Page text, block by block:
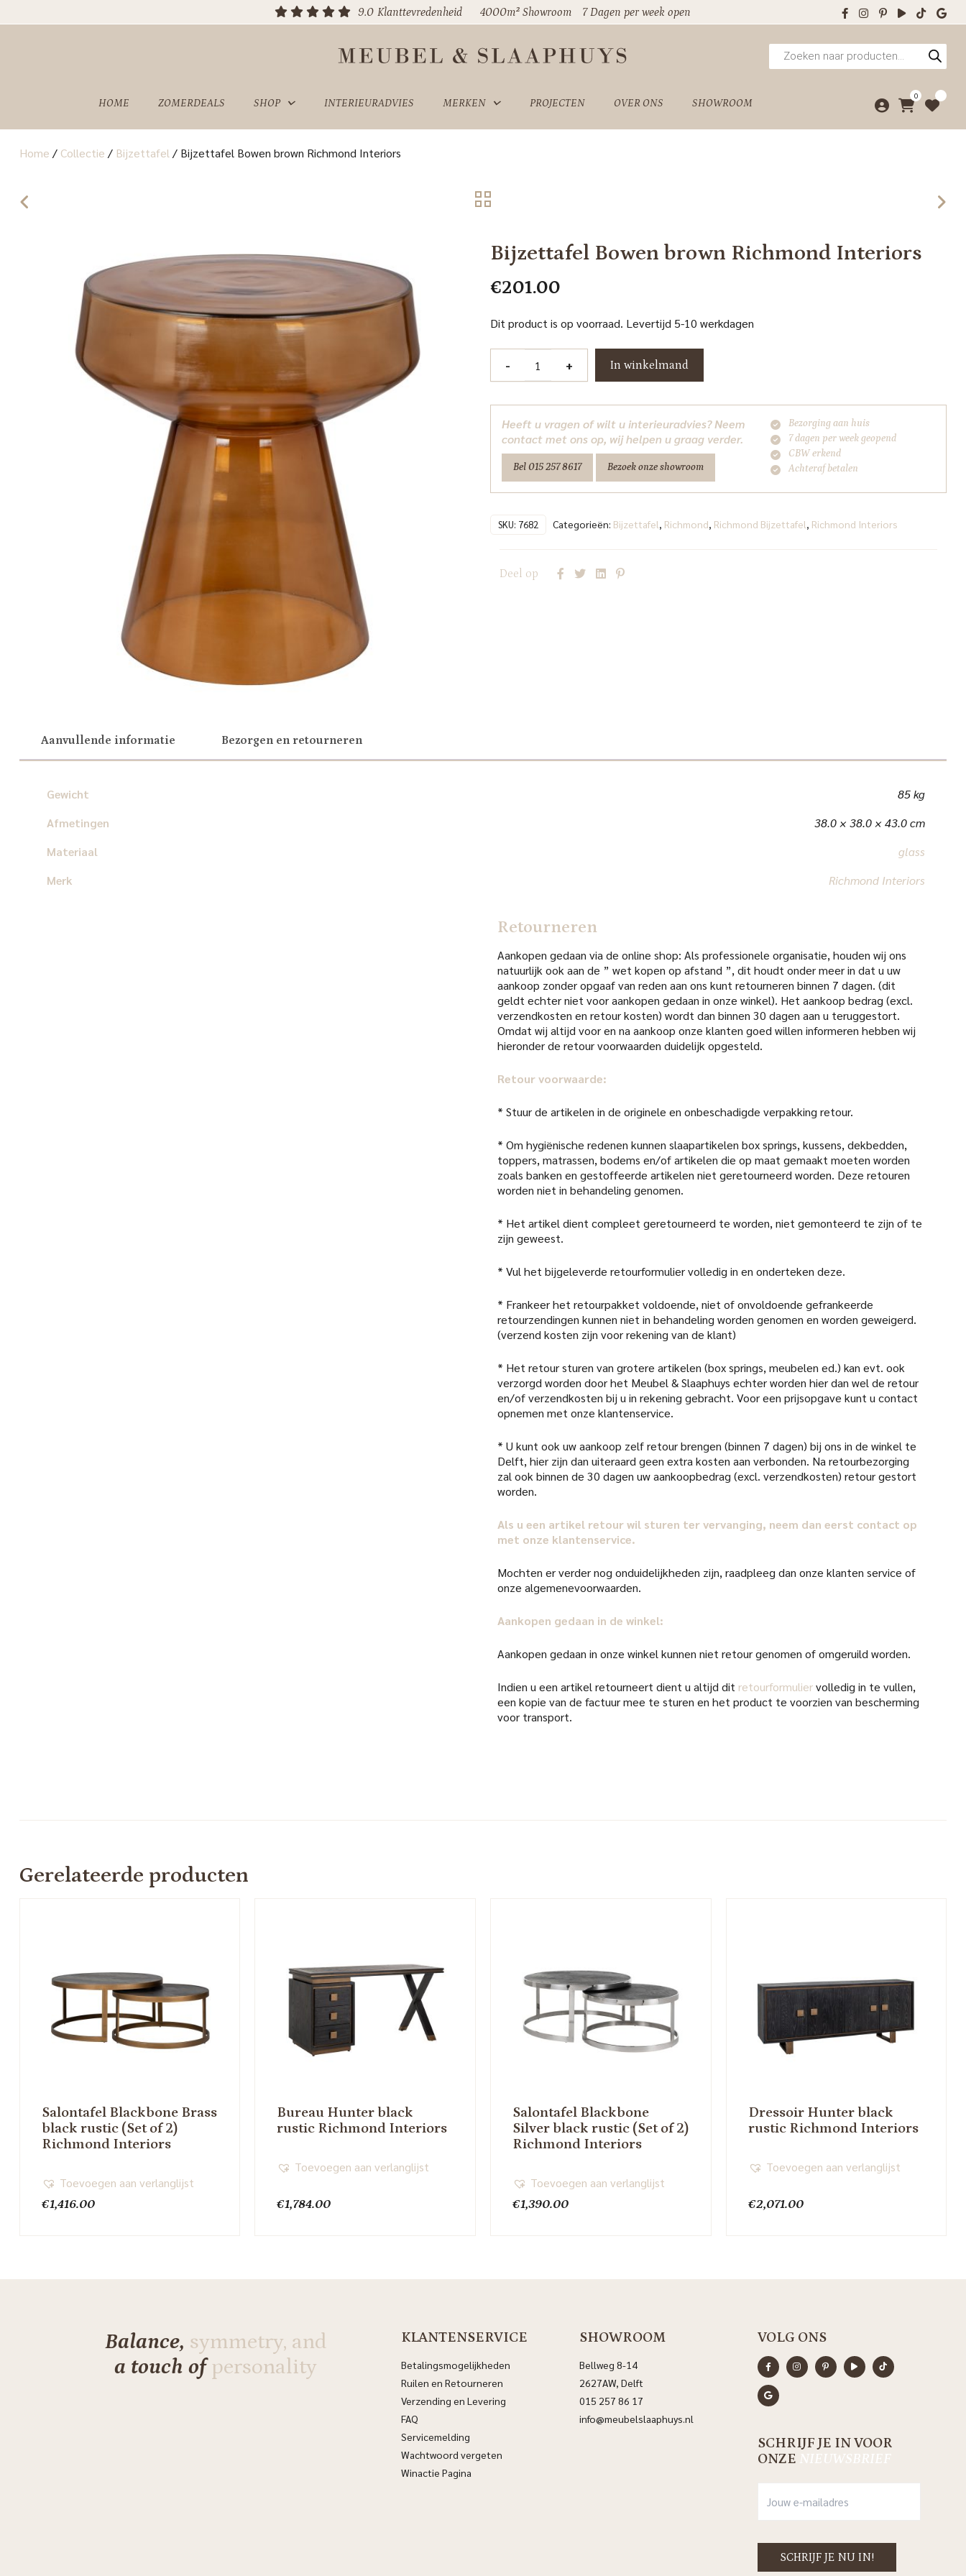
9.0 Klanttevredenheid 4000m² Showroom 7 Dagen per week open
Producten
zoeken
HOME ZOMERDEALS SHOP INTERIEURADVIES MERKEN PROJECTEN OVER ONS SHOWROOM
0
SHOWROOM
Home / Collectie / Bijzettafel / Bijzettafel Bowen brown Richmond Interiors
Bijzettafel Bowen brown Richmond Interiors
€201.00
Dit product is op voorraad. Levertijd 5-10 werkdagen
-
Interiors
aantal
+ In winkelmand
Heeft u vragen of wilt u interieuradvies? Neem
contact met ons op, wij helpen u graag verder.
Bel 015 257 8617 Bezoek onze showroom
Bezorging aan huis
7 dagen per week geopend
CBW erkend
Achteraf betalen
SKU: 7682 Categorieën: Bijzettafel, Richmond, Richmond Bijzettafel, Richmond Interiors
Deel op
Aanvullende informatie Bezorgen en retourneren
Gewicht
85 kg
Afmetingen
38.0 × 38.0 × 43.0 cm
Materiaal
glass
Merk
Richmond Interiors
Retourneren
Aankopen gedaan via de online shop: Als professionele organisatie, houden wij ons
natuurlijk ook aan de ” wet kopen op afstand ”, dit houdt onder meer in dat u uw
aankoop zonder opgaaf van reden aan ons kunt retourneren binnen 7 dagen. (dit
geldt echter niet voor aankopen gedaan in onze winkel). Het aankoop bedrag (excl.
verzendkosten en retour kosten) wordt dan binnen 30 dagen aan u teruggestort.
Omdat wij altijd voor en na aankoop onze klanten goed willen informeren hebben wij
hieronder de retour voorwaarden duidelijk opgesteld.
Retour voorwaarde:
* Stuur de artikelen in de originele en onbeschadigde verpakking retour.
* Om hygiënische redenen kunnen slaapartikelen box springs, kussens, dekbedden,
toppers, matrassen, bodems en/of artikelen die op maat gemaakt moeten worden
zoals banken en gestoffeerde artikelen niet geretourneerd worden. Deze retouren
worden niet in behandeling genomen.
* Het artikel dient compleet geretourneerd te worden, niet gemonteerd te zijn of te
zijn geweest.
* Vul het bijgeleverde retourformulier volledig in en onderteken deze.
* Frankeer het retourpakket voldoende, niet of onvoldoende gefrankeerde
retourzendingen kunnen niet in behandeling worden genomen en worden geweigerd.
(verzend kosten zijn voor rekening van de klant)
* Het retour sturen van grotere artikelen (box springs, meubelen ed.) kan evt. ook
verzorgd worden door het Meubel & Slaaphuys echter worden hier dan wel de retour
en/of verzendkosten bij u in rekening gebracht. Voor een prijsopgave kunt u contact
opnemen met onze klantenservice.
* U kunt ook uw aankoop zelf retour brengen (binnen 7 dagen) bij ons in de winkel te
Delft, hier zijn dan uiteraard geen extra kosten aan verbonden. Na retourbezorging
zal ook binnen de 30 dagen uw aankoopbedrag (excl. verzendkosten) retour gestort
worden.
Als u een artikel retour wil sturen ter vervanging, neem dan eerst contact op
met onze klantenservice.
Mochten er verder nog onduidelijkheden zijn, raadpleeg dan onze klanten service of
onze algemenevoorwaarden.
Aankopen gedaan in de winkel:
Aankopen gedaan in onze winkel kunnen niet retour genomen of omgeruild worden.
Indien u een artikel retourneert dient u altijd dit retourformuliervolledig in te vullen,
een kopie van de factuur mee te sturen en het product te voorzien van bescherming
voor transport.
Gerelateerde producten
Salontafel Blackbone Brass
black rustic (Set of 2)
Richmond Interiors
€1,416.00
Toevoegen aan verlanglijst
Bureau Hunter black
rustic Richmond Interiors
€1,784.00
Toevoegen aan verlanglijst
Salontafel Blackbone
Silver black rustic (Set of 2)
Richmond Interiors
€1,390.00
Toevoegen aan verlanglijst
Dressoir Hunter black
rustic Richmond Interiors
€2,071.00
Toevoegen aan verlanglijst
Balance, symmetry, and
a touch ofpersonality
KLANTENSERVICE
Betalingsmogelijkheden
Ruilen en Retourneren
Verzending en Levering
FAQ
Servicemelding
Wachtwoord vergeten
Winactie Pagina
SHOWROOM
Bellweg 8-14
2627AW, Delft
015 257 86 17
info@meubelslaaphuys.nl
VOLG ONS
SCHRIJF JE IN VOOR
ONZE NIEUWSBRIEF